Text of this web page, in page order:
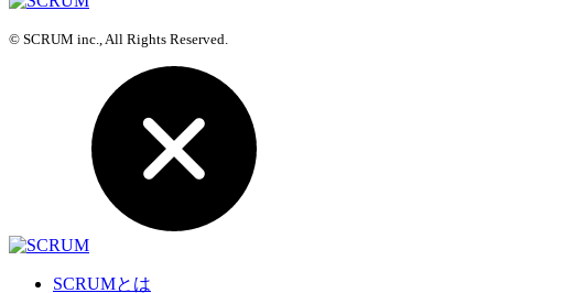
© SCRUM inc., All Rights Reserved.
SCRUMとは